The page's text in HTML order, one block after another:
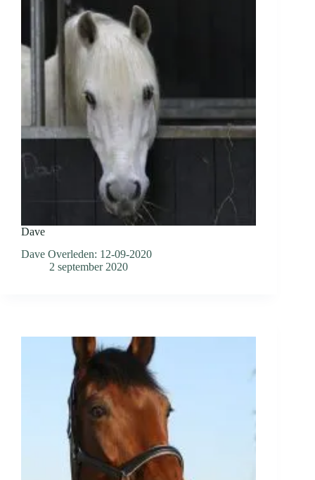
Dave
Dave Overleden: 12-09-2020
2 september 2020